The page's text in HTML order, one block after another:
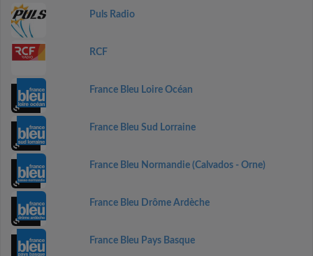
Puls Radio
RCF
France Bleu Loire Océan
France Bleu Sud Lorraine
France Bleu Normandie (Calvados - Orne)
France Bleu Drôme Ardèche
France Bleu Pays Basque